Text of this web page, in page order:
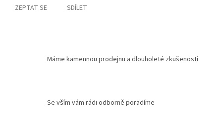
ZEPTAT SE SDÍLET
Máme kamennou prodejnu a dlouholeté zkušenosti
Se vším vám rádi odborně poradíme